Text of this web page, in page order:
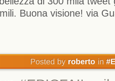
Buona visione! via